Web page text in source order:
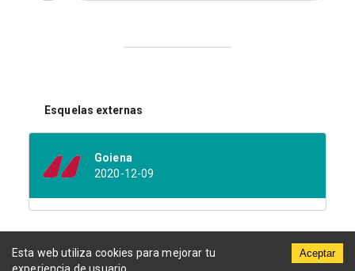
Esquelas externas
Goiena
2020-12-09
Esta web utiliza cookies para mejorar tu
Aceptar